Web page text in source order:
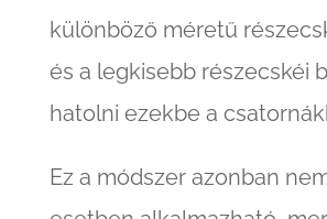
különböző méretű
és a legkisebb részecskéi
hatolni ezekbe a
Ez a módszer azonban